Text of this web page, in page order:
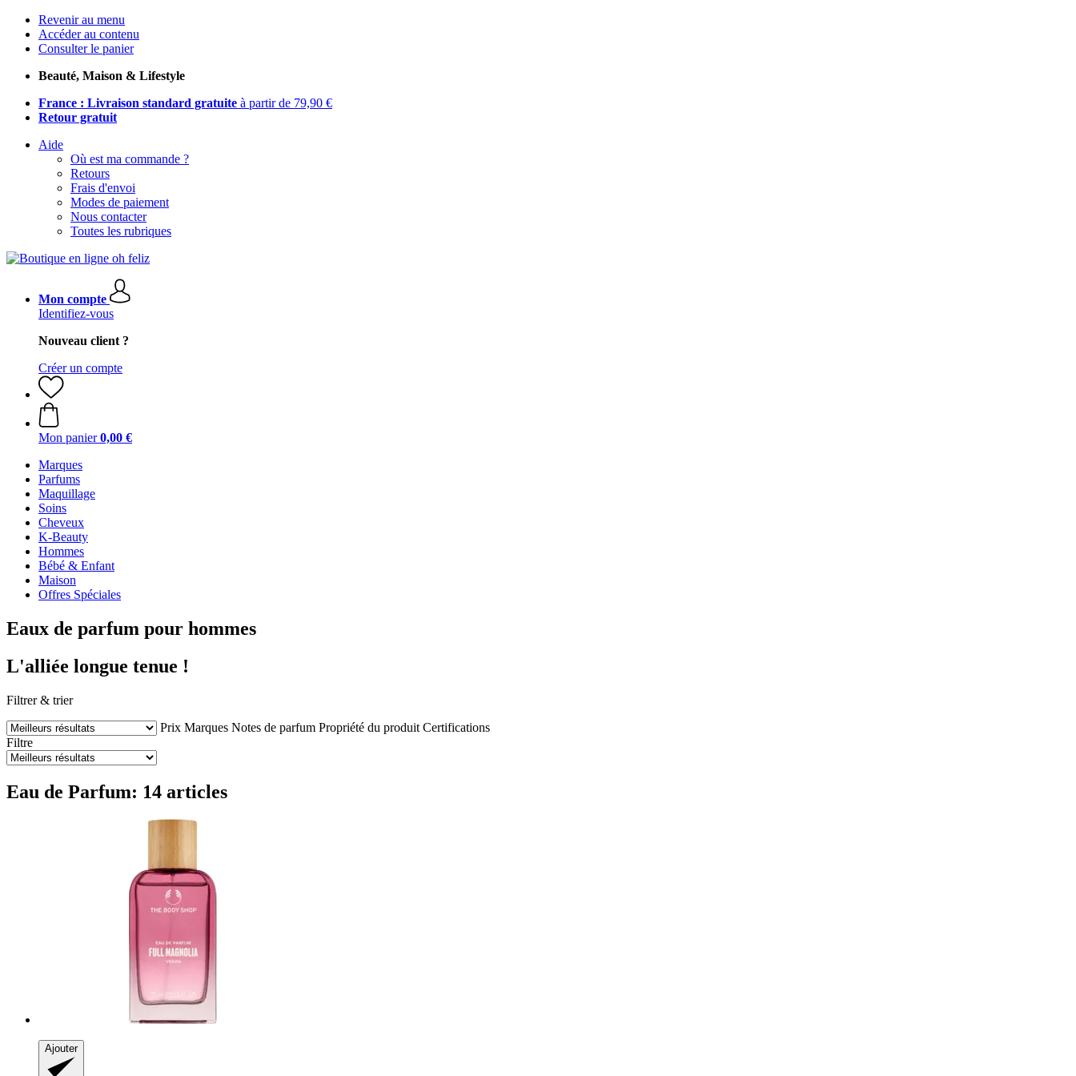
Revenir au menu
Accéder au contenu
Consulter le panier
Beauté, Maison & Lifestyle
France : Livraison standard gratuite à partir de 79,90 €
Retour gratuit
Aide
Où est ma commande ?
Retours
Frais d'envoi
Modes de paiement
Nous contacter
Toutes les rubriques
Mon compte
Identifiez-vous
Nouveau client ?
Créer un compte
Mon panier 0,00 €
Marques
Parfums
Maquillage
Soins
Cheveux
K-Beauty
Hommes
Bébé & Enfant
Maison
Offres Spéciales
Eaux de parfum pour hommes
L'alliée longue tenue !
Filtrer & trier
Prix Marques Notes de parfum Propriété du produit Certifications
Filtre
Eau de Parfum: 14 articles
Ajouter